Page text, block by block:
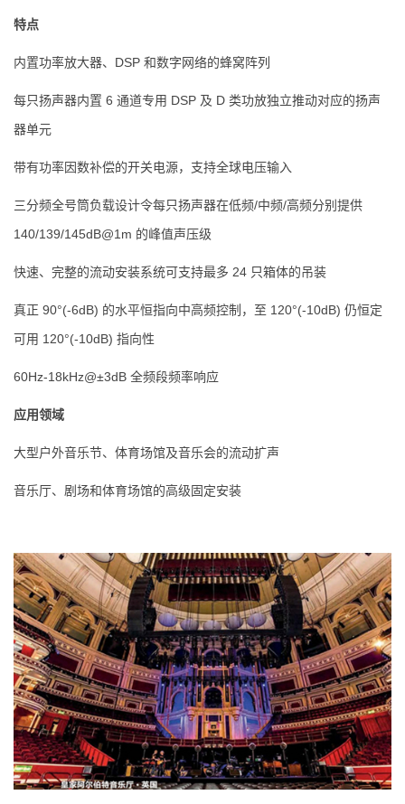
特点
内置功率放大器、DSP 和数字网络的蜂窝阵列
每只扬声器内置 6 通道专用 DSP 及 D 类功放独立推动对应的扬声
器单元
带有功率因数补偿的开关电源，支持全球电压输入
三分频全号筒负载设计令每只扬声器在低频/中频/高频分别提供
140/139/145dB@1m 的峰值声压级
快速、完整的流动安装系统可支持最多 24 只箱体的吊装
真正 90°(-6dB) 的水平恒指向中高频控制，至 120°(-10dB) 仍恒定
可用 120°(-10dB) 指向性
60Hz-18kHz@±3dB 全频段频率响应
应用领域
大型户外音乐节、体育场馆及音乐会的流动扩声
音乐厅、剧场和体育场馆的高级固定安装